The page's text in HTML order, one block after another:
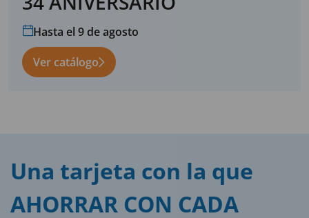
Hasta el 9 de agosto
Ver catálogo
Una tarjeta con la que
AHORRAR CON CADA